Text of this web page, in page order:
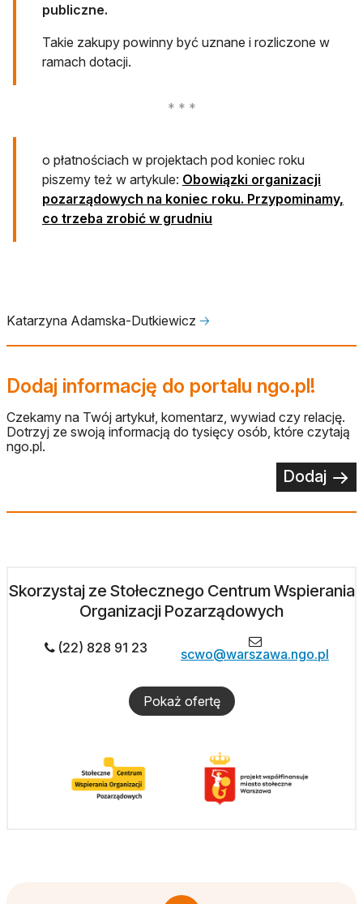
publiczne.
Takie zakupy powinny być uznane i rozliczone w
ramach dotacji.
o płatnościach w projektach pod koniec roku
piszemy też w artykule: Obowiązki organizacji
pozarządowych na koniec roku. Przypominamy,
co trzeba zrobić w grudniu
Katarzyna Adamska-Dutkiewicz 🡢
Dodaj informację do portalu ngo.pl!
Czekamy na Twój artykuł, komentarz, wywiad czy relację.
Dotrzyj ze swoją informacją do tysięcy osób, które czytają
ngo.pl.
Dodaj
Skorzystaj ze Stołecznego Centrum Wspierania
Organizacji Pozarządowych
(22) 828 91 23 scwo@warszawa.ngo.pl
Pokaż ofertę